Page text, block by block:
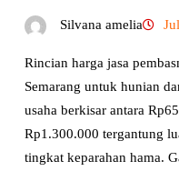
Silvana amelia
Rincian harga jasa
Semarang untuk hunian
usaha berkisar antara
Rp1.300.000 tergantung
tingkat keparahan hama.